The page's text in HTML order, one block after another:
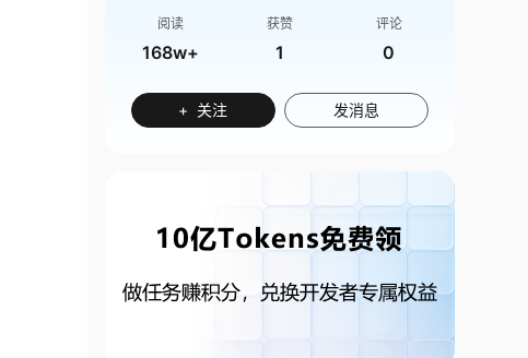
阅读
168w+
获赞
1
评论
0
+ 关注 发消息